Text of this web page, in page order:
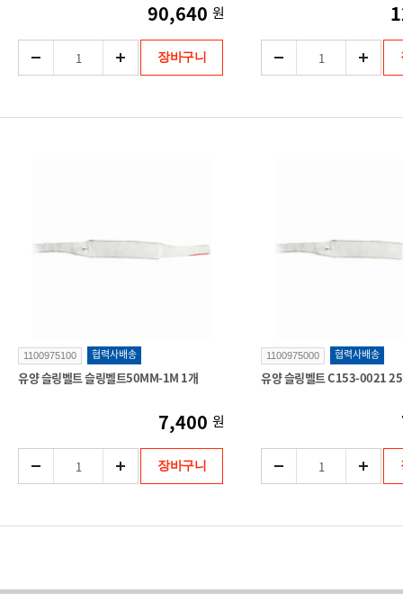
90,640 원
장바구니
1100975100 협력사배송
유양 슬링벨트 슬링벨트50MM-1M 1개
7,400 원
장바구니
1100975000 협력사배송
유양 슬링벨트 C153-0021